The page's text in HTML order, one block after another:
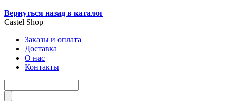
Вернуться назад в каталог
Castel Shop
Заказы и оплата
Доставка
О нас
Контакты